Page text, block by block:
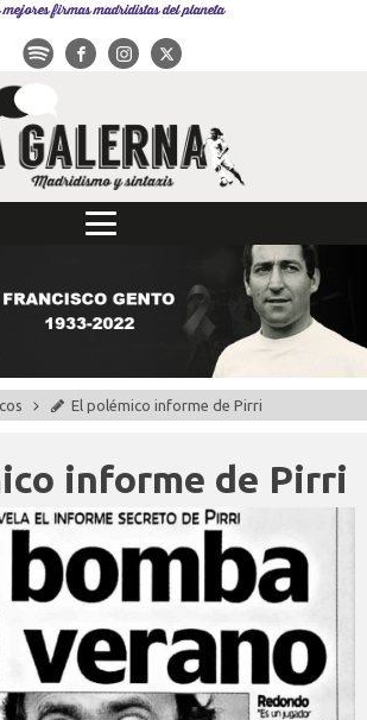
firmas madridistas del planeta
El polémico informe de Pirri
informe de Pirri